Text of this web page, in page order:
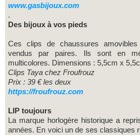
www.gasbijoux.com
.
Des bijoux à vos pieds
Ces clips de chaussures amovibles
vendus par paires. Ils sont en
multicolores. Dimensions : 5,5cm x
Clips Taya chez Froufrouz
Prix : 39 € les deux
https://froufrouz.com
LIP toujours
La marque horlogère historique a
années. En voici un de ses classiques